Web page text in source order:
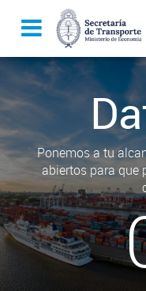
Ponemos a tu
abiertos para que